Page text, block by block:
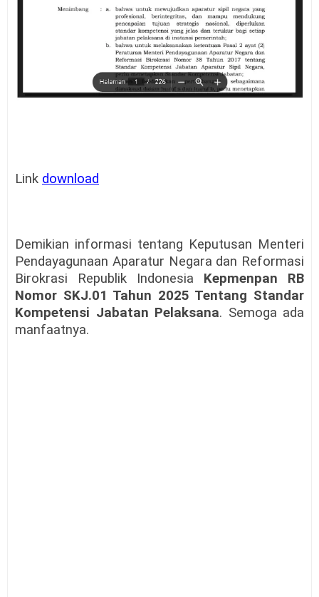
Link download
Demikian informasi tentang Keputusan Menteri
Pendayagunaan Aparatur Negara dan Reformasi
Birokrasi Republik Indonesia Kepmenpan RB
Nomor SKJ.01 Tahun 2025 Tentang Standar
Kompetensi Jabatan Pelaksana. Semoga ada
manfaatnya.